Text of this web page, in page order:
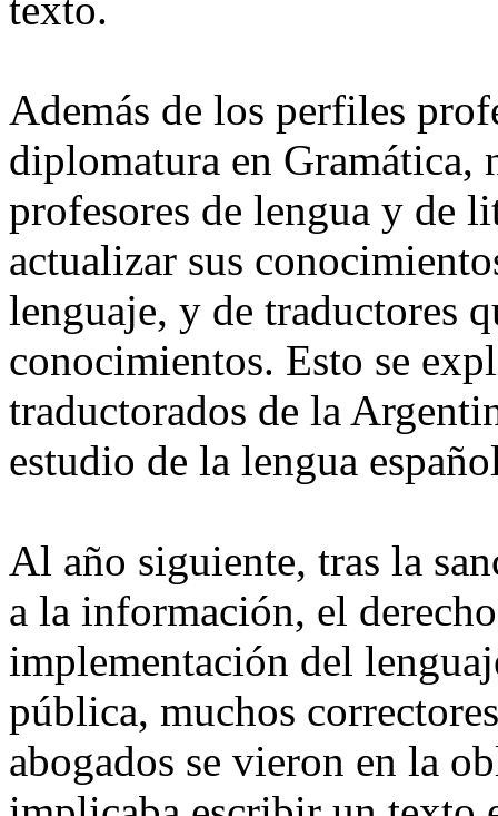
texto.
Además de los perfiles
diplomatura en Gramática,
profesores de lengua y de
actualizar sus
lenguaje, y de traductores
conocimientos. Esto se
traductorados de la
estudio de la lengua
Al año siguiente, tras la
a la información, el
implementación del
pública, muchos
abogados se vieron en la